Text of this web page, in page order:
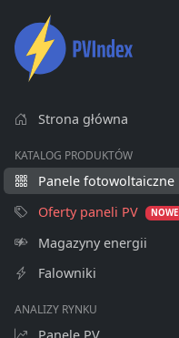
Strona główna
KATALOG PRODUKTÓW
Panele fotowoltaiczne
Oferty paneli PV
NOWE
Magazyny energii
Falowniki
ANALIZY RYNKU